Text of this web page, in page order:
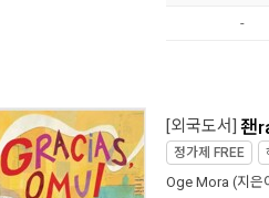
-
[외국도서] 좬
정가제 FREE
Oge Mora (지은